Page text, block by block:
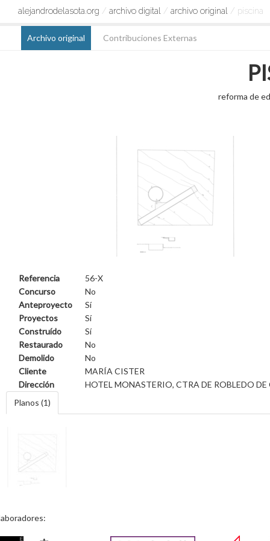
alejandrodelasota.org / archivo digital / archivo original / piscina
Archivo original Contribuciones Externas
reforma de
Referencia
56-X
Concurso
No
Anteproyecto
Sí
Proyectos
Sí
Construído
Sí
Restaurado
No
Demolido
No
Cliente
MARÍA CISTER
Dirección
HOTEL MONASTERIO, CTRA DE ROBLEDO DE
Planos (1)